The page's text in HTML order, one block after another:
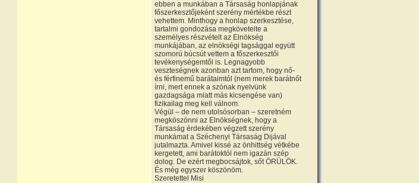
ebben a munkában a Társaság honlapjának
főszerkesztőjeként szerény mértékbe részt
vehettem. Minthogy a honlap szerkesztése,
tartalmi gondozása megkövetelte a
személyes részvételt az Elnökség
munkájában, az elnökségi tagsággal együtt
szomorú búcsút vettem a főszerkesztői
tevékenységemtől is. Legnagyobb
veszteségnek azonban azt tartom, hogy nő-
és férfinemű barátaimtól (nem merek barátnőt
írni, mert ennek a szónak nyelvünk
gazdagsága miatt más kicsengése van)
fizikailag meg kell válnom.
Végül – de nem utolsósorban – szeretném
megköszönni az Elnökségnek, hogy a
Társaság érdekében végzett szerény
munkámat a Széchenyi Társaság Dijával
jutalmazta. Amivel kissé az önhittség vétkébe
kergetett, ami barátoktól nem igazán szép
dolog. De ezért megbocsájtok, sőt ÖRÜLÖK.
És még egyszer köszönöm.
Szeretettel Misi